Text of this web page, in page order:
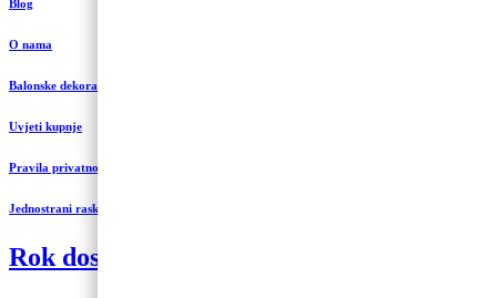
Blog
O nama
Balonske dekoracije i uređenje
Uvjeti kupnje
Pravila privatnosti
Jednostrani raskid ugovora
Rok dostave 3 do 5 radnih dana